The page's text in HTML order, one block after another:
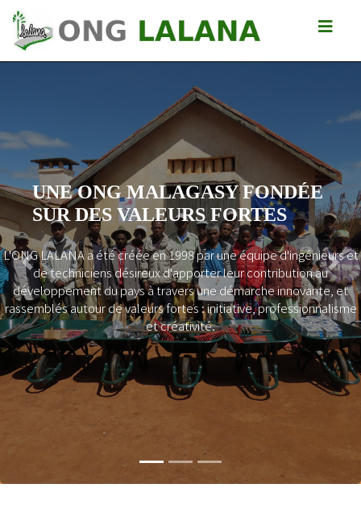
UNE ONG MALAGASY FONDÉE
SUR DES VALEURS FORTES
L'ONG LALANA a été créée en 1998 par une équipe d'ingénieurs et
de techniciens désireux d'apporter leur contribution au
développement du pays à travers une démarche innovante, et
rassemblés autour de valeurs fortes : initiative, professionnalisme
et créativité.
Previous Next